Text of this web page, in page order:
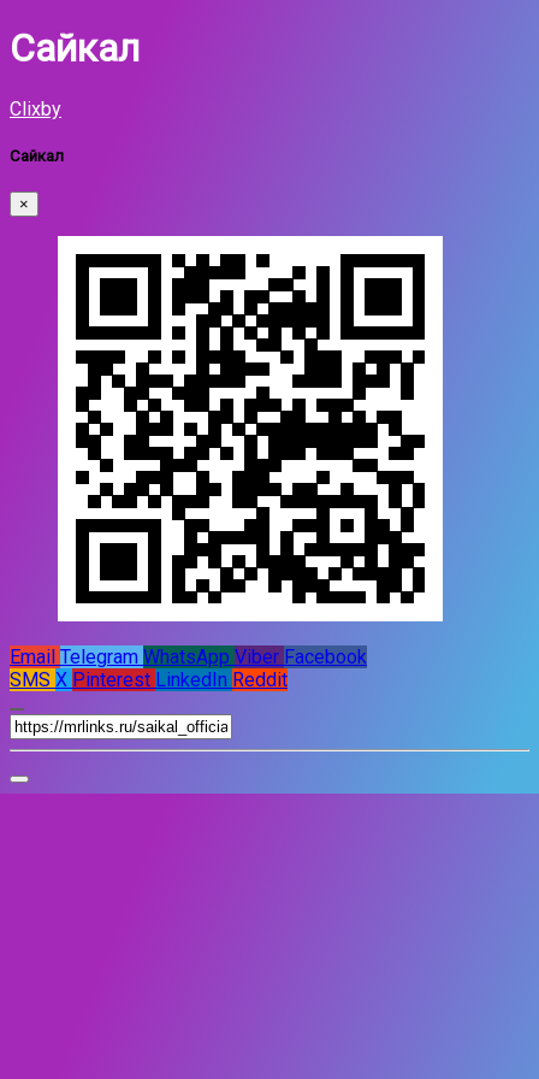
Сайкал
Clixby
Сайкал
×
Email Telegram WhatsApp Viber Facebook
SMS X Pinterest LinkedIn Reddit